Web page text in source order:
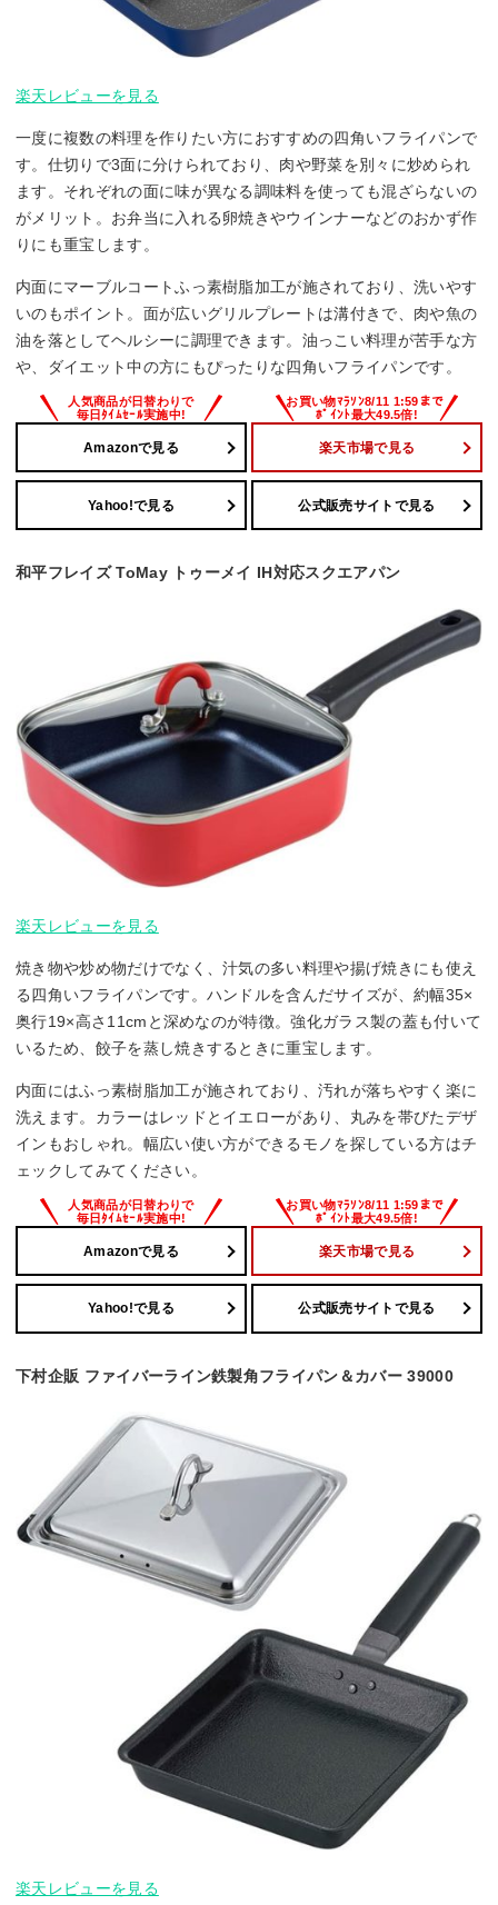
楽天レビューを見る
一度に複数の料理を作りたい方におすすめの四角いフライパンで
す。仕切りで3面に分けられており、肉や野菜を別々に炒められ
ます。それぞれの面に味が異なる調味料を使っても混ざらないの
がメリット。お弁当に入れる卵焼きやウインナーなどのおかず作
りにも重宝します。
内面にマーブルコートふっ素樹脂加工が施されており、洗いやす
いのもポイント。面が広いグリルプレートは溝付きで、肉や魚の
油を落としてヘルシーに調理できます。油っこい料理が苦手な方
や、ダイエット中の方にもぴったりな四角いフライパンです。
Amazonで見る 楽天市場で見る
Yahoo!で見る 公式販売サイトで見る
和平フレイズ ToMay トゥーメイ IH対応スクエアパン
楽天レビューを見る
焼き物や炒め物だけでなく、汁気の多い料理や揚げ焼きにも使え
る四角いフライパンです。ハンドルを含んだサイズが、約幅35×
奥行19×高さ11cmと深めなのが特徴。強化ガラス製の蓋も付いて
いるため、餃子を蒸し焼きするときに重宝します。
内面にはふっ素樹脂加工が施されており、汚れが落ちやすく楽に
洗えます。カラーはレッドとイエローがあり、丸みを帯びたデザ
インもおしゃれ。幅広い使い方ができるモノを探している方はチ
ェックしてみてください。
Amazonで見る 楽天市場で見る
Yahoo!で見る 公式販売サイトで見る
下村企販 ファイバーライン鉄製角フライパン＆カバー 39000
楽天レビューを見る